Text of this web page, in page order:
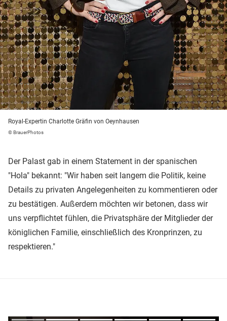
Royal-Expertin Charlotte Gräfin von Oeynhausen
© BrauerPhotos
Der Palast gab in einem Statement in der spanischen
"Hola" bekannt: "Wir haben seit langem die Politik, keine
Details zu privaten Angelegenheiten zu kommentieren oder
zu bestätigen. Außerdem möchten wir betonen, dass wir
uns verpflichtet fühlen, die Privatsphäre der Mitglieder der
königlichen Familie, einschließlich des Kronprinzen, zu
respektieren."